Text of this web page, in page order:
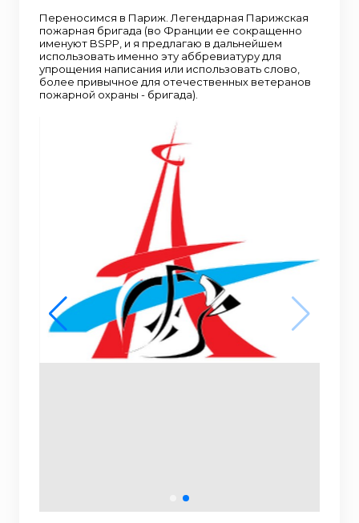
Переносимся в Париж. Легендарная Парижская
пожарная бригада (во Франции ее сокращенно
именуют BSPP, и я предлагаю в дальнейшем
использовать именно эту аббревиатуру для
упрощения написания или использовать слово,
более привычное для отечественных ветеранов
пожарной охраны - бригада).